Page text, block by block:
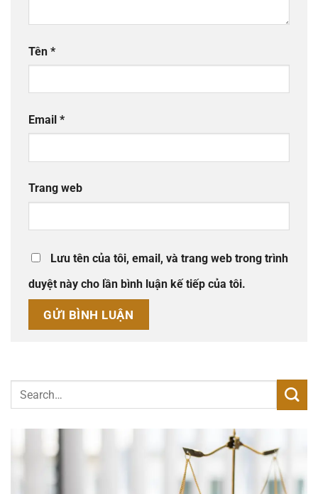
Tên *
Email *
Trang web
Lưu tên của tôi, email, và trang web trong trình
duyệt này cho lần bình luận kế tiếp của tôi.